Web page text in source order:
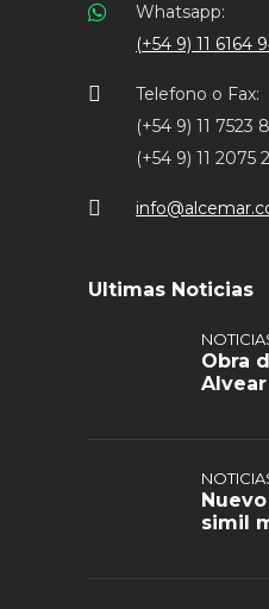
Whatsapp:
(+54 9) 11 6164
Telefono o Fax:
(+54 9) 11 7523
(+54 9) 11 2075
Ultimas Noticias
Obra
Alvear
simil